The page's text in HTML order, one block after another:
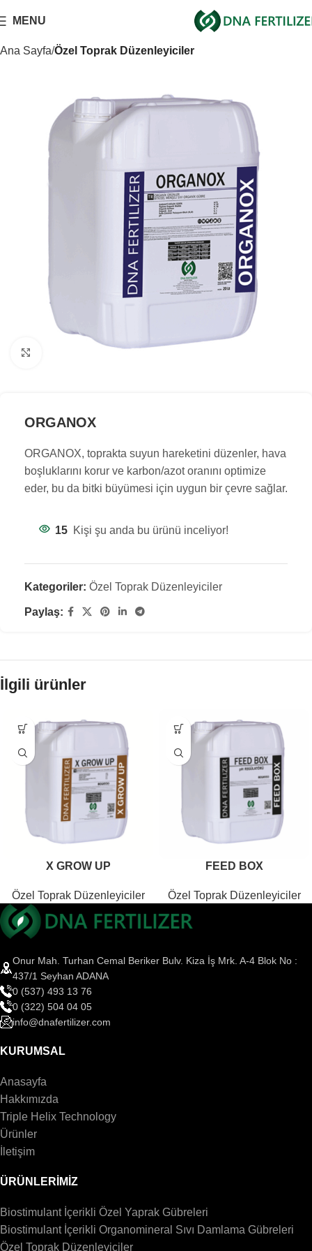
MENU
Ana Sayfa Özel Toprak Düzenleyiciler
Büyük resim göster
ORGANOX
ORGANOX, toprakta suyun hareketini düzenler, hava
boşluklarını korur ve karbon/azot oranını optimize
eder, bu da bitki büyümesi için uygun bir çevre sağlar.
15 Kişi şu anda bu ürünü inceliyor!
Kategoriler: Özel Toprak Düzenleyiciler
Paylaş:
İlgili ürünler
X GROW UP
Özel Toprak Düzenleyiciler
FEED BOX
Özel Toprak Düzenleyiciler
Onur Mah. Turhan Cemal Beriker Bulv. Kiza İş Mrk. A-4 Blok No :
437/1 Seyhan ADANA
0 (537) 493 13 76
0 (322) 504 04 05
info@dnafertilizer.com
KURUMSAL
Anasayfa
Hakkımızda
Triple Helix Technology
Ürünler
İletişim
ÜRÜNLERİMİZ
Biostimulant İçerikli Özel Yaprak Gübreleri
Biostimulant İçerikli Organomineral Sıvı Damlama Gübreleri
Özel Toprak Düzenleyiciler